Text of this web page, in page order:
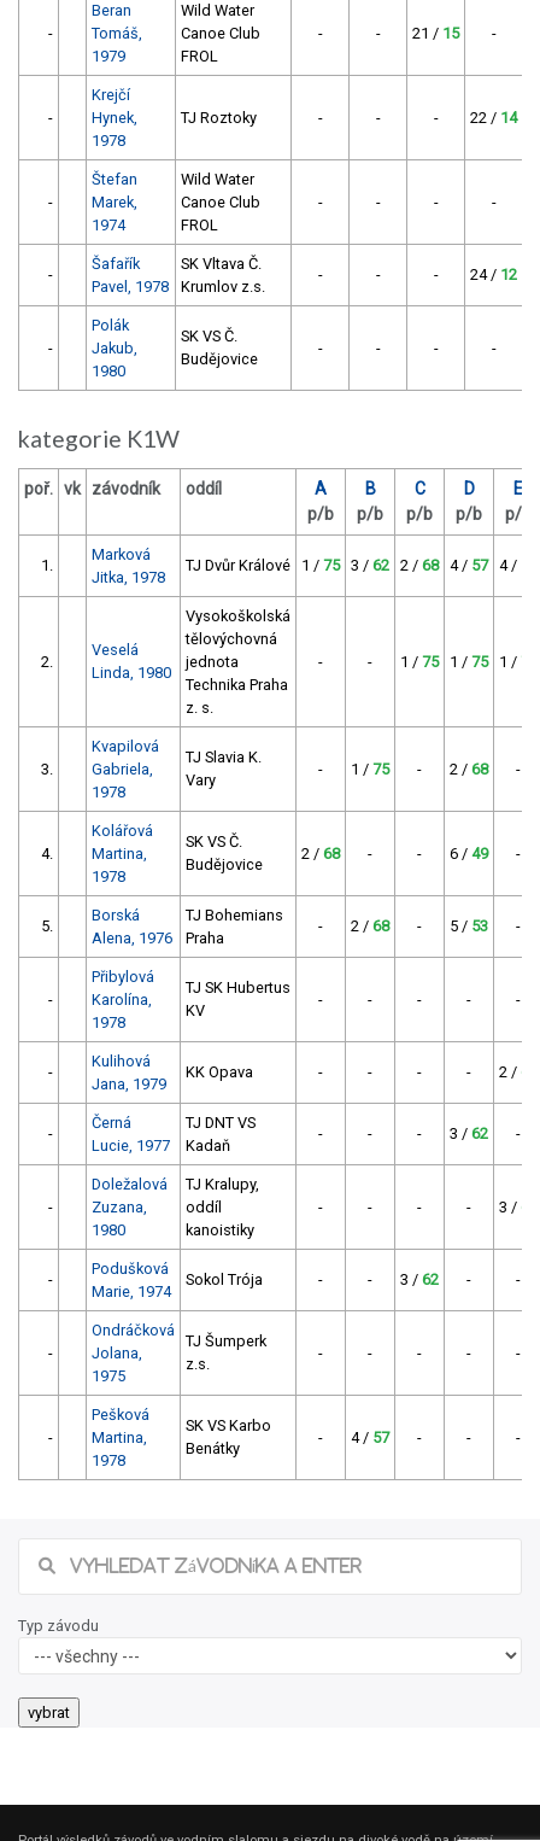
-
Beran
Tomáš,
1979
Wild Water
Canoe Club
FROL
- - 21 / 15 -
-
Krejčí
Hynek,
1978
TJ Roztoky - - - 22 / 14
-
Štefan
Marek,
1974
Wild Water
Canoe Club
FROL
- - - -
-
Šafařík
Pavel, 1978
SK Vltava Č.
Krumlov z.s.
- - - 24 / 12
-
Polák
Jakub,
1980
SK VS Č.
Budějovice
- - - -
kategorie K1W
poř. vk závodník oddíl
A
p/b
B
p/b
C
p/b
D
p/b
E
p/b
1.
Marková
Jitka, 1978
TJ Dvůr Králové 1 / 75 3 / 62 2 / 68 4 / 57 4 /
2.
Veselá
Linda, 1980
Vysokoškolská
tělovýchovná
jednota
Technika Praha
z. s.
- - 1 / 75 1 / 75 1 / 75
3.
Kvapilová
Gabriela,
1978
TJ Slavia K.
Vary
- 1 / 75 - 2 / 68 -
4.
Kolářová
Martina,
1978
SK VS Č.
Budějovice
2 / 68 - - 6 / 49 -
5.
Borská
Alena, 1976
TJ Bohemians
Praha
- 2 / 68 - 5 / 53 -
-
Přibylová
Karolína,
1978
TJ SK Hubertus
KV
- - - - -
-
Kulihová
Jana, 1979
KK Opava - - - - 2 / 68
-
Černá
Lucie, 1977
TJ DNT VS
Kadaň
- - - 3 / 62 -
-
Doležalová
Zuzana,
1980
TJ Kralupy,
oddíl
kanoistiky
- - - - 3 / 62
-
Podušková
Marie, 1974
Sokol Trója - - 3 / 62 - -
-
Ondráčková
Jolana,
1975
TJ Šumperk
z.s.
- - - - -
-
Pešková
Martina,
1978
SK VS Karbo
Benátky
- 4 / 57 - - -
Typ závodu